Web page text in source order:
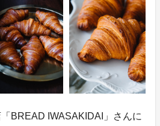
BREAD IWASAKIDAI」さんに